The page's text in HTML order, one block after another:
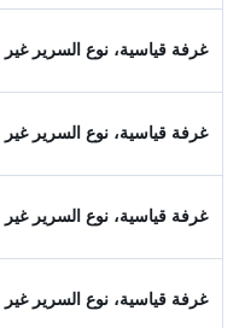
غرفة قياسية، نوع السرير
غرفة قياسية، نوع السرير
غرفة قياسية، نوع السرير
غرفة قياسية، نوع السرير